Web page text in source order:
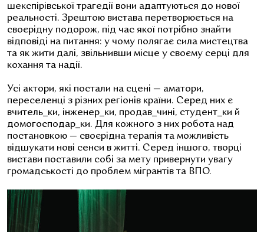
шекспірівської трагедії вони адаптуються до нової
реальності. Зрештою вистава перетворюється на
своєрідну подорож, під час якої потрібно знайти
відповіді на питання: у чому полягає сила мистецтва
та як жити далі, звільнивши місце у своєму серці для
кохання та надії.
Усі актори, які постали на сцені — аматори,
переселенці з різних регіонів країни. Серед них є
вчитель_ки, інженер_ки, продав_чині, студент_ки й
домогосподар_ки. Для кожного з них робота над
постановкою — своєрідна терапія та можливість
відшукати нові сенси в житті. Серед іншого, творці
вистави поставили собі за мету привернути увагу
громадськості до проблем мігрантів та ВПО.